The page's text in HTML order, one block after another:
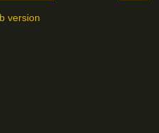
version